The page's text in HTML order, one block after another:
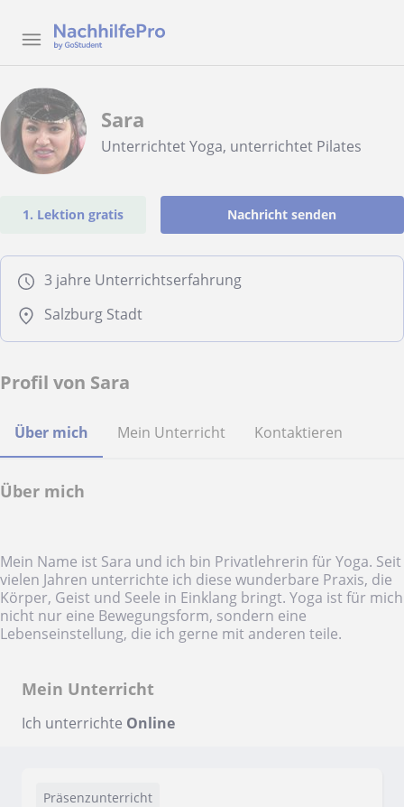
Sara
Unterrichtet Yoga, unterrichtet Pilates
1. Lektion gratis Nachricht senden
3 jahre Unterrichtserfahrung
Salzburg Stadt
Profil von Sara
Über mich Mein Unterricht Kontaktieren
Über mich
Mein Name ist Sara und ich bin Privatlehrerin für Yoga. Seit
vielen Jahren unterrichte ich diese wunderbare Praxis, die
Körper, Geist und Seele in Einklang bringt. Yoga ist für mich
nicht nur eine Bewegungsform, sondern eine
Lebenseinstellung, die ich gerne mit anderen teile.
Mein Unterricht
Ich unterrichte Online
Präsenzunterricht